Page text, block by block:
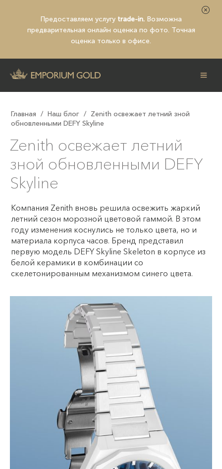
Предоставляем услугу trade-in. Возможна
предварительная онлайн оценка по фото. Точная
оценка только в офисе.
Главная / Наш блог / Zenith освежает летний зной
обновленными DEFY Skyline
Zenith освежает летний
зной обновленными DEFY
Skyline
Компания Zenith вновь решила освежить жаркий
летний сезон морозной цветовой гаммой. В этом
году изменения коснулись не только цвета, но и
материала корпуса часов. Бренд представил
первую модель DEFY Skyline Skeleton в корпусе из
белой керамики в комбинации со
скелетонированным механизмом синего цвета.